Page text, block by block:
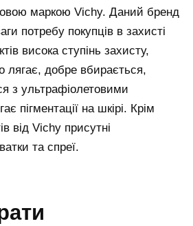
маркою Vichy. Даний бренд
потребу покупців в захисті
висока ступінь захисту,
лягає, добре вбирається,
з ультрафіолетовими
пігментації на шкірі. Крім
від Vichy присутні
та спреї.